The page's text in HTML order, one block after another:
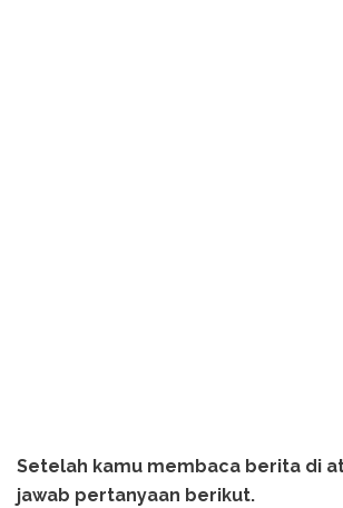
Setelah kamu membaca berita di
jawab pertanyaan berikut.